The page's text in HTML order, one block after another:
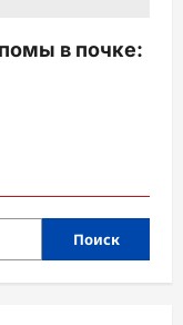
в почке:
Поиск